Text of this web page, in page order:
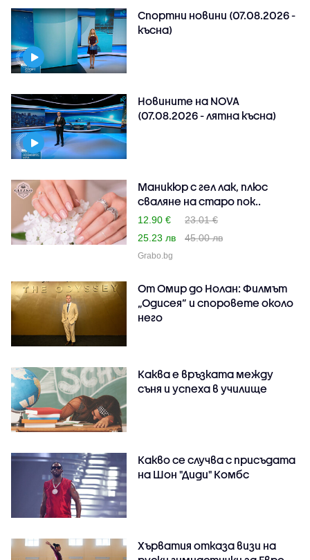
Спортни новини (07.08.2026 -
късна)
Новините на NOVA
(07.08.2026 - лятна късна)
Маникюр с гел лак, плюс
сваляне на старо пок..
12.90 €
23.01 €
25.23 лв
45.00 лв
Grabo.bg
От Омир до Нолан: Филмът
„Одисея” и споровете около
него
Каква е връзката между
съня и успеха в училище
Какво се случва с присъдата
на Шон "Диди" Комбс
Хърватия отказа визи на